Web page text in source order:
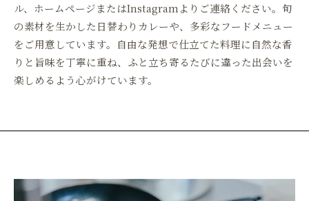
ル、ホームページまたはInstagramよりご連絡ください。旬
の素材を生かした日替わりカレーや、多彩なフードメニュー
をご用意しています。自由な発想で仕立てた料理に自然な香
りと旨味を丁寧に重ね、ふと立ち寄るたびに違った出会いを
楽しめるよう心がけています。